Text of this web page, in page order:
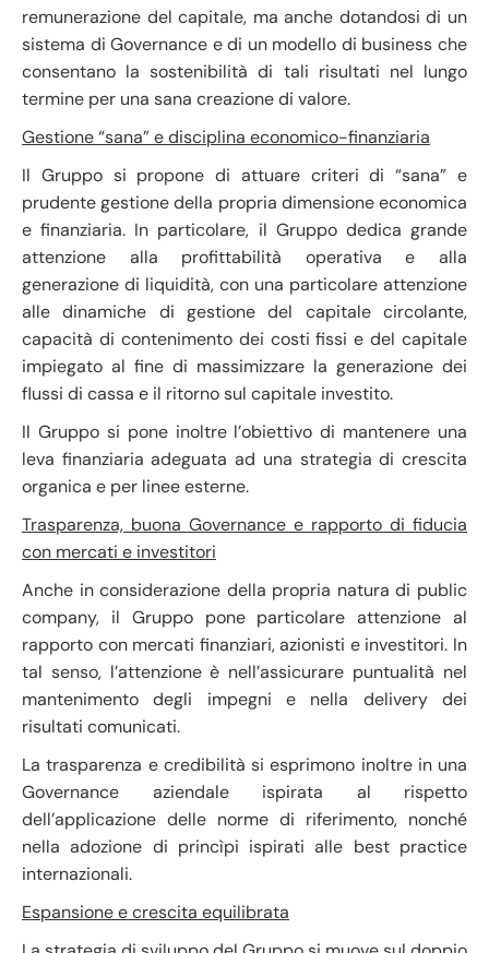
remunerazione del capitale, ma anche dotandosi di un
sistema di Governance e di un modello di business che
consentano la sostenibilità di tali risultati nel lungo
termine per una sana creazione di valore.
Gestione “sana” e disciplina economico-finanziaria
Il Gruppo si propone di attuare criteri di “sana” e
prudente gestione della propria dimensione economica
e finanziaria. In particolare, il Gruppo dedica grande
attenzione alla profittabilità operativa e alla
generazione di liquidità, con una particolare attenzione
alle dinamiche di gestione del capitale circolante,
capacità di contenimento dei costi fissi e del capitale
impiegato al fine di massimizzare la generazione dei
flussi di cassa e il ritorno sul capitale investito.
Il Gruppo si pone inoltre l’obiettivo di mantenere una
leva finanziaria adeguata ad una strategia di crescita
organica e per linee esterne.
Trasparenza, buona Governance e rapporto di fiducia
con mercati e investitori
Anche in considerazione della propria natura di public
company, il Gruppo pone particolare attenzione al
rapporto con mercati finanziari, azionisti e investitori. In
tal senso, l’attenzione è nell’assicurare puntualità nel
mantenimento degli impegni e nella delivery dei
risultati comunicati.
La trasparenza e credibilità si esprimono inoltre in una
Governance aziendale ispirata al rispetto
dell’applicazione delle norme di riferimento, nonché
nella adozione di princìpi ispirati alle best practice
internazionali.
Espansione e crescita equilibrata